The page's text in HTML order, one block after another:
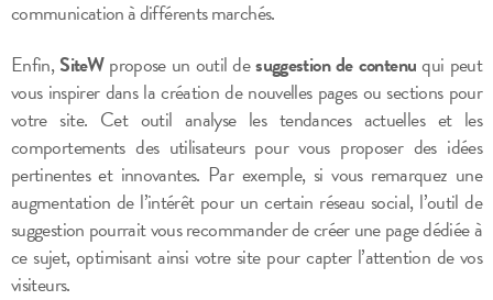
communication à différents marchés.
Enfin,SiteWpropose un outil desuggestion de contenuqui peut
vous inspirer dans la création de nouvelles pages ou sections pour
votre site. Cet outil analyse les tendances actuelles et les
comportements des utilisateurs pour vous proposer des idées
pertinentes et innovantes. Par exemple, si vous remarquez une
augmentation de l’intérêt pour un certain réseau social, l’outil de
suggestion pourrait vous recommander de créer une page dédiée à
ce sujet, optimisant ainsi votre site pour capter l’attention de vos
visiteurs.